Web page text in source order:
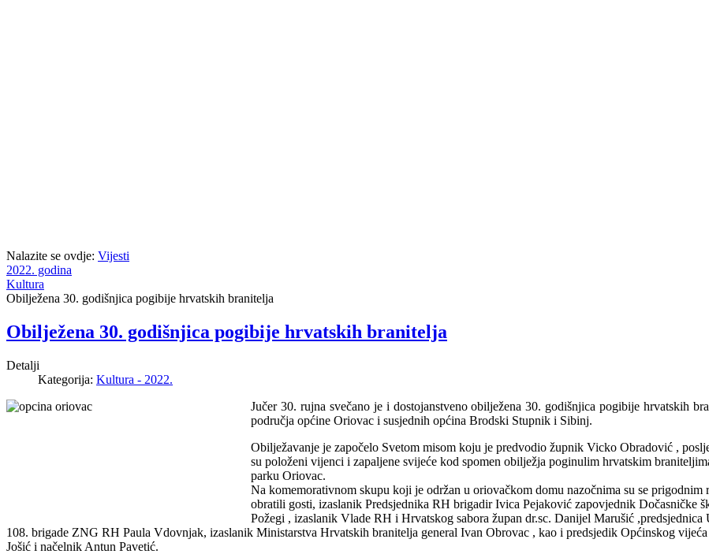
Nalazite se ovdje: Vijesti
2022. godina
Kultura
Obilježena 30. godišnjica pogibije hrvatskih branitelja
Obilježena 30. godišnjica pogibije hrvatskih branitelja
Detalji
Kategorija: Kultura - 2022.
Jučer 30. rujna svečano je i dostojanstveno obilježena 30. godišnjica pogibije hrvatskih
područja općine Oriovac i susjednih općina Brodski Stupnik i Sibinj.
Obilježavanje je započelo Svetom misom koju je predvodio župnik Vicko Obradović ,
su položeni vijenci i zapaljene svijeće kod spomen obilježja poginulim hrvatskim
parku Oriovac.
Na komemorativnom skupu koji je održan u oriovačkom domu nazočnima su se prigodnim
obratili gosti, izaslanik Predsjednika RH brigadir Ivica Pejaković zapovjednik Dočasničke
Požegi , izaslanik Vlade RH i Hrvatskog sabora župan dr.sc. Danijel Marušić ,predsjednica
108. brigade ZNG RH Paula Vdovnjak, izaslanik Ministarstva Hrvatskih branitelja general Ivan Obrovac , kao i predsjedik Općinskog
Jošić i načelnik Antun Pavetić.